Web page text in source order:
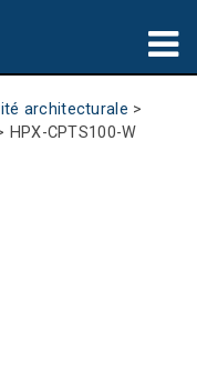
architecturale >
HPX-CPTS100-W